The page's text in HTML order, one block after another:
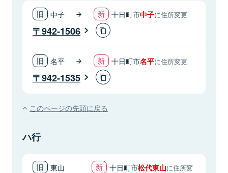
中子 十日町市中子に住所変更
942-1506
名平 十日町市名平に住所変更
942-1535
このページの先頭に戻る
ハ行
東山 十日町市松代東山に住所変